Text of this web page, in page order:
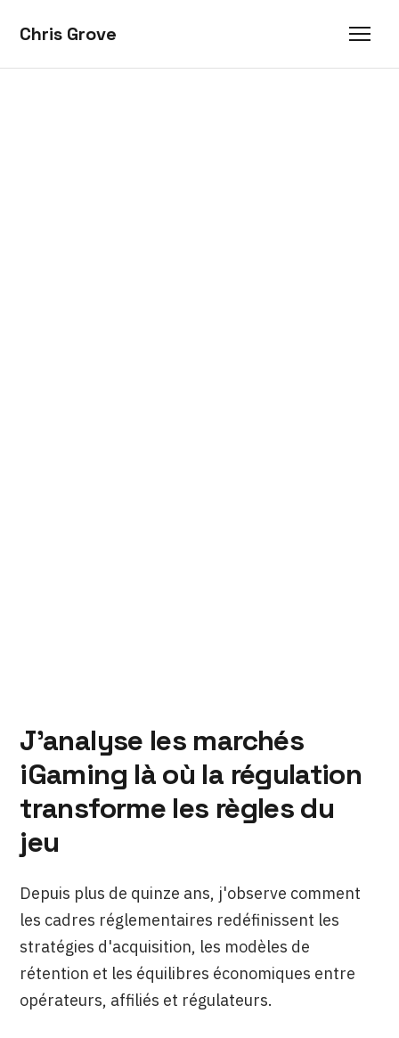
Chris Grove
J'analyse les marchés
iGaming là où la régulation
transforme les règles du
jeu
Depuis plus de quinze ans, j'observe comment
les cadres réglementaires redéfinissent les
stratégies d'acquisition, les modèles de
rétention et les équilibres économiques entre
opérateurs, affiliés et régulateurs.